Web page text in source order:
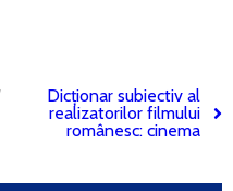
Dicționar subiectiv al
realizatorilor filmului
românesc: cinema